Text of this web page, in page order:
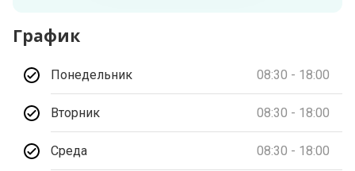
График
Понедельник 08:30 - 18:00
Вторник 08:30 - 18:00
Среда 08:30 - 18:00